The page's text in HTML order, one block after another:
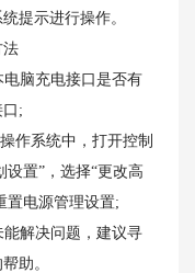
提示进行操作。
脑充电接口是否有
;
作系统中，打开控制
设置”，选择“更改高
置电源管理设置;
解决问题，建议寻
助。